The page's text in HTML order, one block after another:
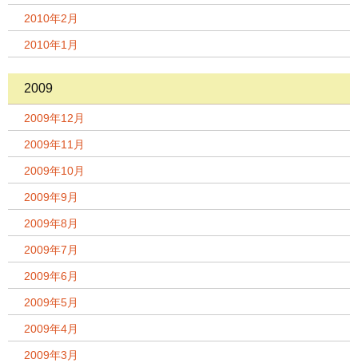
2010年2月
2010年1月
2009
2009年12月
2009年11月
2009年10月
2009年9月
2009年8月
2009年7月
2009年6月
2009年5月
2009年4月
2009年3月